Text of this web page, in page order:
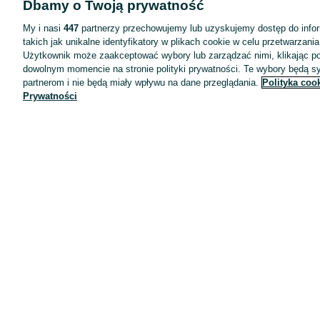
Wyróżnione ogłoszenia
Oferta dla firm
Blog
Regulamin
Polityka prywatności
Dbamy o Twoją prywatność
My i nasi 447 partnerzy przechowujemy lub uzyskujemy dostęp do
takich jak unikalne identyfikatory w plikach cookie w celu
Użytkownik może zaakceptować wybory lub zarządzać nimi, klikając
dowolnym momencie na stronie polityki prywatności. Te wybory będą
partnerom i nie będą miały wpływu na dane przeglądania. Polityka
Prywatności